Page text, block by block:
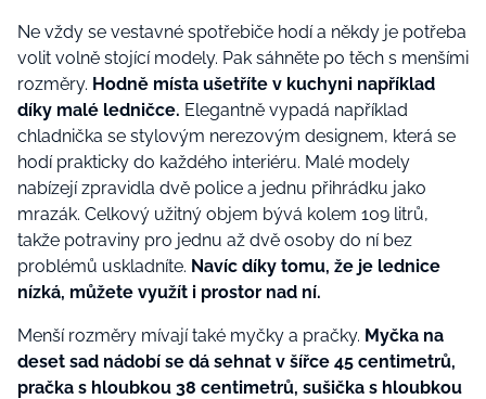
Ne vždy se vestavné spotřebiče hodí a někdy je potřeba
volit volně stojící modely. Pak sáhněte po těch s menšími
rozměry. Hodně místa ušetříte v kuchyni například
díky malé ledničce. Elegantně vypadá například
chladnička se stylovým nerezovým designem, která se
hodí prakticky do každého interiéru. Malé modely
nabízejí zpravidla dvě police a jednu přihrádku jako
mrazák. Celkový užitný objem bývá kolem 109 litrů,
takže potraviny pro jednu až dvě osoby do ní bez
problémů uskladníte. Navíc díky tomu, že je lednice
nízká, můžete využít i prostor nad ní.
Menší rozměry mívají také myčky a pračky. Myčka na
deset sad nádobí se dá sehnat v šířce 45 centimetrů,
pračka s hloubkou 38 centimetrů, sušička s hloubkou